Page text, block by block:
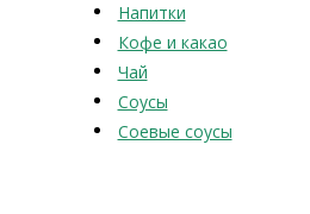
Напитки
Кофе и какао
Чай
Соусы
Соевые соусы